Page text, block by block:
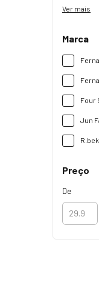
Ver mais
Marca
Four
Jun
Preço
De